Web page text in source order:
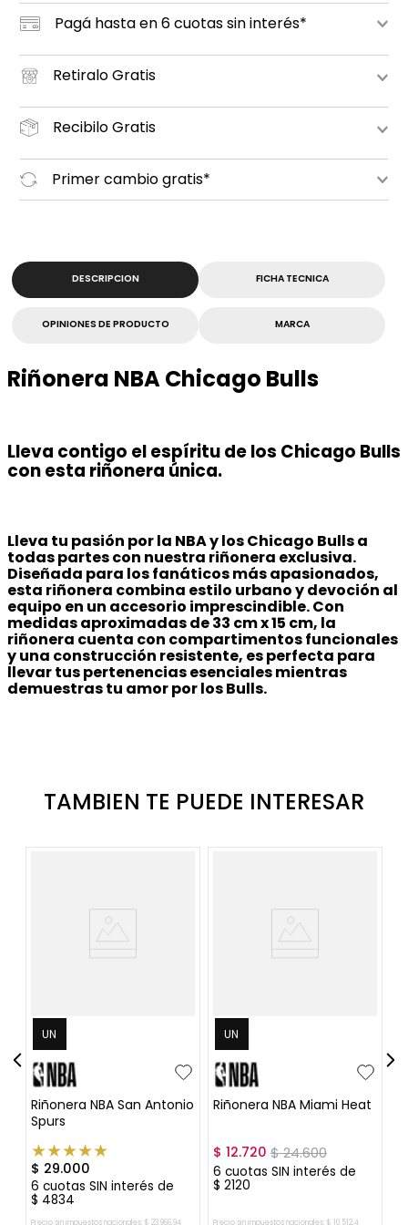
Pagá hasta en 6 cuotas sin interés*
Retiralo Gratis
Recibilo Gratis
Primer cambio gratis*
DESCRIPCION FICHA TECNICA
OPINIONES DE PRODUCTO MARCA
Riñonera NBA Chicago Bulls
Lleva contigo el espíritu de los Chicago Bulls
con esta riñonera única.
Lleva tu pasión por la NBA y los Chicago Bulls a
todas partes con nuestra riñonera exclusiva.
Diseñada para los fanáticos más apasionados,
esta riñonera combina estilo urbano y devoción al
equipo en un accesorio imprescindible. Con
medidas aproximadas de 33 cm x 15 cm, la
riñonera cuenta con compartimentos funcionales
y una construcción resistente, es perfecta para
llevar tus pertenencias esenciales mientras
demuestras tu amor por los Bulls.
TAMBIEN TE PUEDE INTERESAR
UN
Riñonera NBA San Antonio
Spurs
★★★★★
$ 29.000
6 cuotas SIN interés de
$ 4834
Precio sin impuestos nacionales: $ 23.966,94
UN
Riñonera NBA Miami Heat
$ 12.720 $24.600
6 cuotas SIN interés de
$ 2120
Precio sin impuestos nacionales: $ 10. 512,4